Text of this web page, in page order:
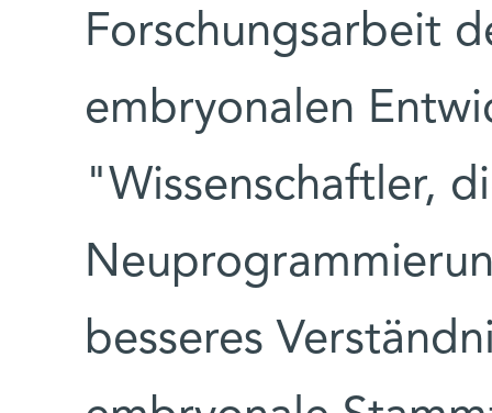
Forschungsarbeit
embryonalen
"Wissenschaftler,
besseres